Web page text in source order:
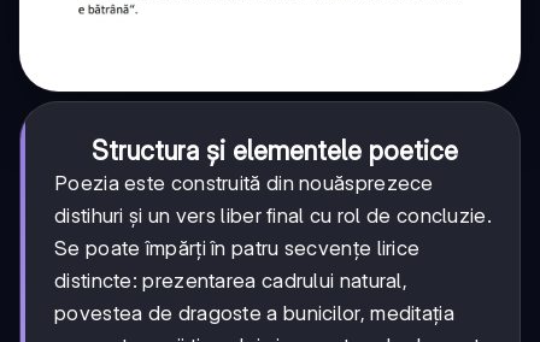
Structura și elementele poetice
Poezia este construită din nouăsprezece
distihuri și un vers liber final cu rol de concluzie.
Se poate împărți în patru secvențe lirice
distincte: prezentarea cadrului natural,
povestea de dragoste a bunicilor, meditația